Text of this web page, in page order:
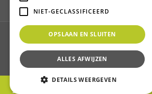
Koopzondag
© Van Buynder
Tuincentrum Overzicht
Privacy policy
NIET-GECLASSIFICEERD
OPSLAAN EN SLUITEN
ALLES AFWIJZEN
DETAILS WEERGEVEN